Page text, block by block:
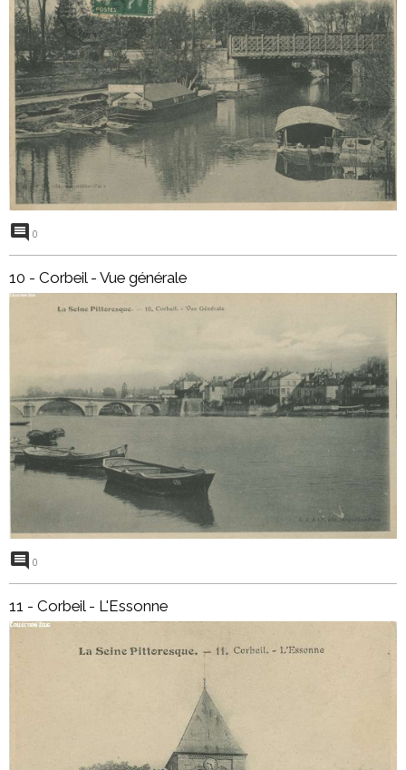
0
10 - Corbeil - Vue générale
0
11 - Corbeil - L'Essonne